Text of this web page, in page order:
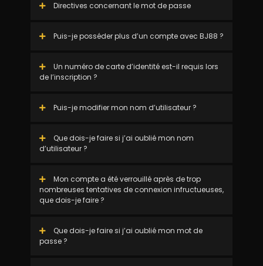
Directives concernant le mot de passe
Puis-je posséder plus d’un compte avec BJ88 ?
Un numéro de carte d’identité est-il requis lors
de l’inscription ?
Puis-je modifier mon nom d’utilisateur ?
Que dois-je faire si j’ai oublié mon nom
d’utilisateur ?
Mon compte a été verrouillé après de trop
nombreuses tentatives de connexion infructueuses,
que dois-je faire ?
Que dois-je faire si j’ai oublié mon mot de
passe ?